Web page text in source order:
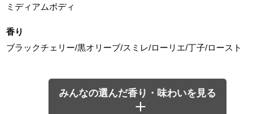
ミディアムボディ
香り
ブラックチェリー/黒オリーブ/スミレ/ローリエ/丁子/ロースト
みんなの選んだ香り・味わいを見る